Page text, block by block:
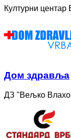
Културни центар
Дом здравља
ДЗ "Вељко